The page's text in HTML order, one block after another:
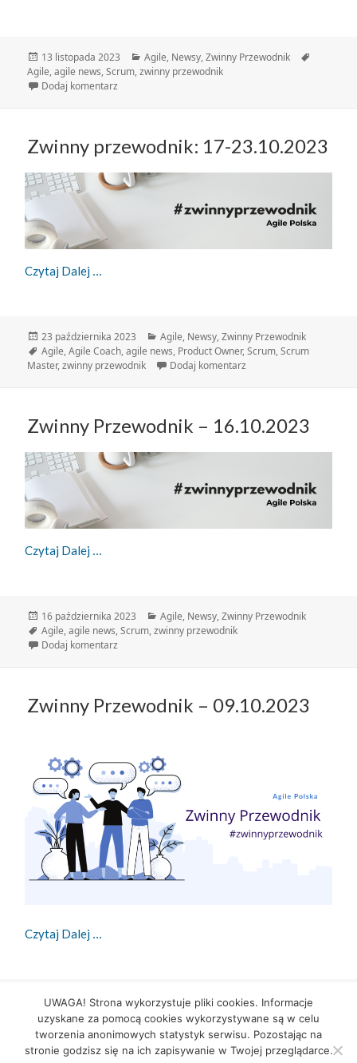
Data
publikacji
13 listopada 2023 Kategorie
Agile, Newsy,Zwinny Przewodnik
Agile,agile news,Scrum,zwinny przewodnik
Dodaj komentarz
Zwinny przewodnik: 17-23.10.2023
Czytaj Dalej
Data
publikacji
23 października 2023 Kategorie
Agile, Newsy,Zwinny Przewodnik
Tagi
Agile,Agile Coach,agile news, Product Owner,Scrum,Scrum
Master,zwinny przewodnik Dodaj komentarz
Zwinny Przewodnik – 16.10.2023
Czytaj Dalej
Data
publikacji
16 października 2023 Kategorie
Agile, Newsy,Zwinny Przewodnik
Tagi
Agile,agile news,Scrum,zwinny przewodnik
Dodaj komentarz
Zwinny Przewodnik – 09.10.2023
Czytaj Dalej
Data
publikacji
9 października 2023 Kategorie
Agile,Newsy, Zwinny Przewodnik
Agile,agile news ,Scrum,zwinny przewodnik
Dodaj komentarz
do Zwinny Przewodnik – 09.10.2023
Stronicowanie
UWAGA! Strona wykorzystuje pliki cookies. Informacje
uzyskane za pomocą cookies wykorzystywane są w celu
tworzenia anonimowych statystyk serwisu. Pozostając na
stronie godzisz się na ich zapisywanie w Twojej przeglądarce.